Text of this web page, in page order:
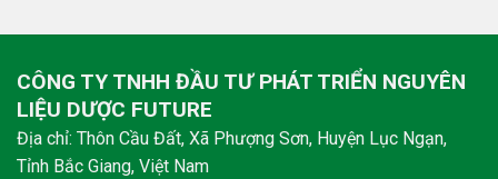
CÔNG TY TNHH ĐẦU TƯ PHÁT TRIỂN NGUYÊN
LIỆU DƯỢC FUTURE
Địa chỉ: Thôn Cầu Đất, Xã Phượng Sơn, Huyện Lục Ngạn,
Tỉnh Bắc Giang, Việt Nam